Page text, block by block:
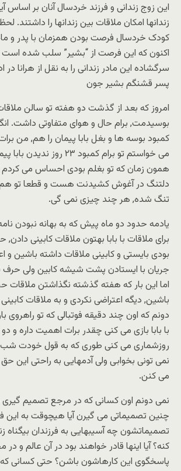
این زوج زندانی و فرزند خردسال آنان بر اساس
زندانها امکان ملاقات بین زندانها را داشتند.
کودک خردسال فرصت بودن همزمان با پدر و
اکنون که این فرصت از “بشیر” سلب شده است
سرگشاده این مادر زندانی را به نقل از هرانا در
پسر قشنگم بشیر جون
امروز که بعد از گذشت دو هفته تو سالن
بوسیدمت, برام حال و هوای متفاوتی داشت.
کمبود بوسه ها و بغل بابا پیمان را هم, من
می خواستم تو برام کمبود ۲۳
همون زمان که تو بغلم بودی احساس می کردم
دلتنگ در آغوش کشیدنت هست و قطعا تو
تنگ شده, هر چند چیزی نمی گی.
یادمه حدود دو ماه پیش که به بهانه نبودن
برای ملاقات با بابا بهتون ملاقات کابینی
بودی بایستی و کابینی ملاقات داشته باشین و
جریان با ایستادن پشت شیشه کابین ولی
اما این بار که هفته گذشته نگذاشتن ملاقات
باشین, دیگه اعتراضی نکردی و به ملاقات
دونم که اون چند دقیقه فوتبالی که تو راهروی
با بابا بازی می کنی چقدر برات اهمیت داره و
روزشماری می کنی طوری که به قول خودت
نمی تونی بخوابی ولی آدمهایی به راحتی این حق
می کنن.
نمی دونم اون کسانی که در مرجع تصمیم
چنین تصمیماتی می گیرن آیا هیچوقت به این
تصمیماتشون چه آسیبهایی به فرزندان بیگناه
کنه؟ آیا اینها قادر خواهند بود در آن عالم و
پاسخگوی این کارهاشون باشن؟ حتی کسانی